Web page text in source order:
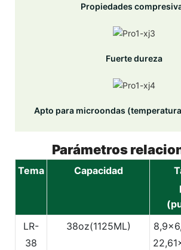
Propiedades
Fuerte dureza
Apto para microondas
Parámetros
Tema Capacidad
LR-
38
38oz(1125ML)